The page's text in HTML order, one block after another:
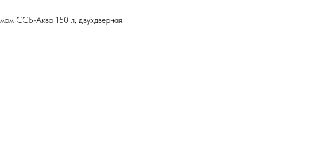
ССБ-Аква 150 л, двухдверная.